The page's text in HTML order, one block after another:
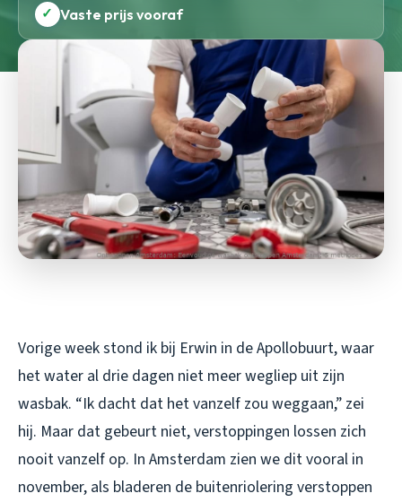
✓ Vaste prijs vooraf
Vorige week stond ik bij Erwin in de Apollobuurt, waar
het water al drie dagen niet meer wegliep uit zijn
wasbak. “Ik dacht dat het vanzelf zou weggaan,” zei
hij. Maar dat gebeurt niet, verstoppingen lossen zich
nooit vanzelf op. In Amsterdam zien we dit vooral in
november, als bladeren de buitenriolering verstoppen